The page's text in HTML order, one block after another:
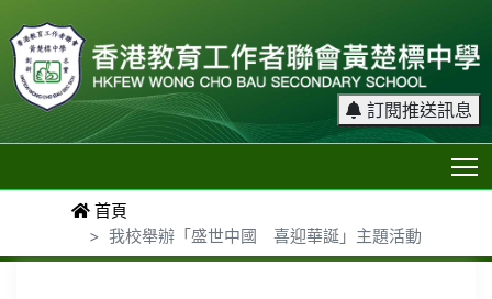
訂閱推送訊息
首頁
我校舉辦「盛世中國 喜迎華誕」主題活動